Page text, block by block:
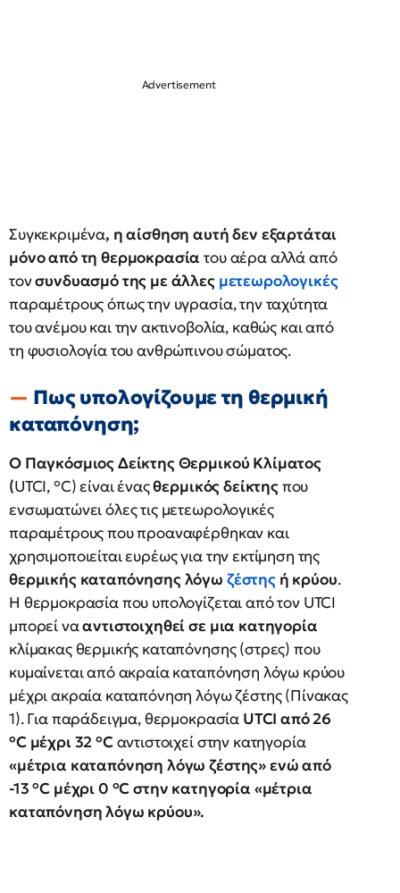
Συγκεκριμένα, η αίσθηση αυτή δεν εξαρτάται
μόνο από τη θερμοκρασία του αέρα αλλά από
τονσυνδυασμό της με άλλες μετεωρολογικές
παραμέτρους όπως την υγρασία, την ταχύτητα
του ανέμου και την ακτινοβολία, καθώς και από
τη φυσιολογία του ανθρώπινου σώματος.
Πως υπολογίζουμε τη θερμική
καταπόνηση;
Ο Παγκόσμιος Δείκτης Θερμικού Κλίματος
(UTCI, °C) είναι έναςθερμικός δείκτηςπου
ενσωματώνει όλες τις μετεωρολογικές
παραμέτρους που προαναφέρθηκαν και
χρησιμοποιείται ευρέως για την εκτίμηση της
θερμικής καταπόνησης λόγω ζέστηςή κρύου.
H θερμοκρασία που υπολογίζεται από τον UTCI
μπορεί νααντιστοιχηθεί σε μια κατηγορία
κλίμακας θερμικής καταπόνησης (στρες) που
κυμαίνεται από ακραία καταπόνηση λόγω κρύου
μέχρι ακραία καταπόνηση λόγω ζέστης (Πίνακας
1). Για παράδειγμα, θερμοκρασία UTCI από 26
°C μέχρι 32 °Cαντιστοιχεί στην κατηγορία
«μέτρια καταπόνηση λόγω ζέστης»ενώ από
-13 °C μέχρι 0 °C στην κατηγορία «μέτρια
καταπόνηση λόγω κρύου».